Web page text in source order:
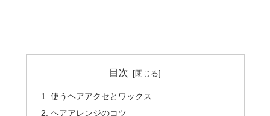
目次
使うヘアアクセとワックス
ヘアアレンジのコツ